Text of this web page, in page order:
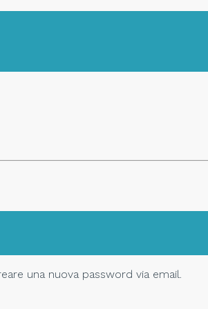
una nuova password via email.